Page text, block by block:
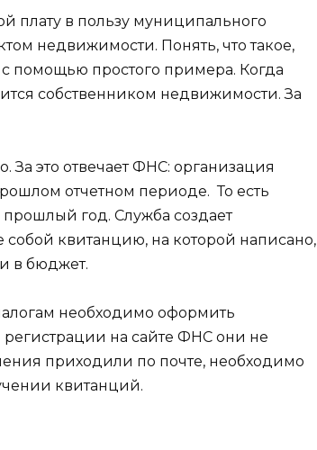
плату в пользу муниципального
недвижимости. Понять, что такое,
помощью простого примера. Когда
собственником недвижимости. За
это отвечает ФНС: организация
отчетном периоде. То есть
прошлый год. Служба создает
квитанцию, на которой написано,
в бюджет.
необходимо оформить
на сайте ФНС они не
приходили по почте, необходимо
квитанций.